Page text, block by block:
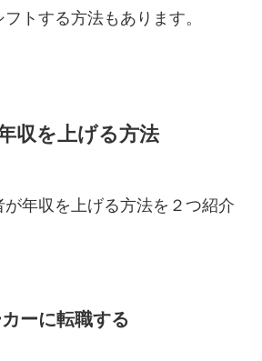
トする方法もあります。
収を上げる方法
が年収を上げる方法を２つ紹介
ーに転職する